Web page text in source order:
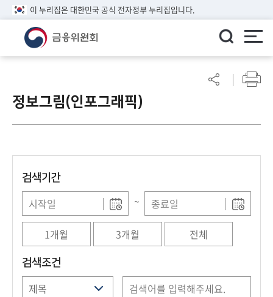
이 누리집은 대한민국 공식 전자정부 누리집입니다.
린
이알
정보그림(인포그래픽)
검색기간
~
1개월 3개월 전체
검색조건